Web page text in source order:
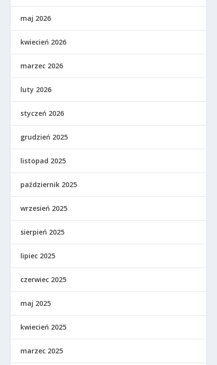
maj 2026
kwiecień 2026
marzec 2026
luty 2026
styczeń 2026
grudzień 2025
listopad 2025
październik 2025
wrzesień 2025
sierpień 2025
lipiec 2025
czerwiec 2025
maj 2025
kwiecień 2025
marzec 2025